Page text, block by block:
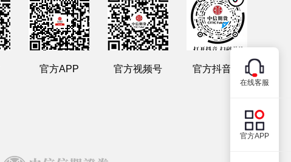
官方APP 官方视频号 官方抖音号
在线客服
官方APP